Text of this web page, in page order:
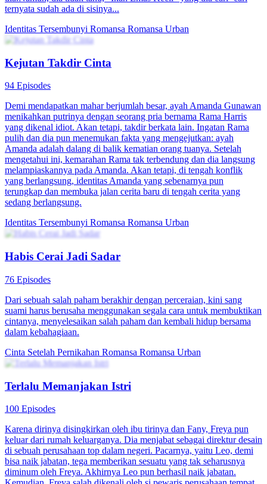
ternyata sudah ada di sisinya...
Identitas Tersembunyi Romansa Romansa Urban
Kejutan Takdir Cinta
94 Episodes
Demi mendapatkan mahar berjumlah besar, ayah Amanda Gunawan
menikahkan putrinya dengan seorang pria bernama Rama Harris
yang dikenal idiot. Akan tetapi, takdir berkata lain. Ingatan Rama
pulih dan dia pun menemukan fakta yang mengejutkan: ayah
Amanda adalah dalang di balik kematian orang tuanya. Setelah
mengetahui ini, kemarahan Rama tak terbendung dan dia langsung
melampiaskannya pada Amanda. Akan tetapi, di tengah konflik
yang berlangsung, identitas Amanda yang sebenarnya pun
terungkap dan membuka jalan cerita baru di tengah cerita yang
sedang berlangsung.
Identitas Tersembunyi Romansa Romansa Urban
Habis Cerai Jadi Sadar
76 Episodes
Dari sebuah salah paham berakhir dengan perceraian, kini sang
suami harus berusaha menggunakan segala cara untuk membuktikan
cintanya, menyelesaikan salah paham dan kembali hidup bersama
dalam kebahagiaan.
Cinta Setelah Pernikahan Romansa Romansa Urban
Terlalu Memanjakan Istri
100 Episodes
Karena dirinya disingkirkan oleh ibu tirinya dan Fany, Freya pun
keluar dari rumah keluarganya. Dia menjabat sebagai direktur desain
di sebuah perusahaan top dalam negeri. Pacarnya, yaitu Leo, demi
bisa naik jabatan, tega memberikan sesuatu yang tak seharusnya
diminum oleh Freya. Akhirnya Leo pun berhasil naik jabatan.